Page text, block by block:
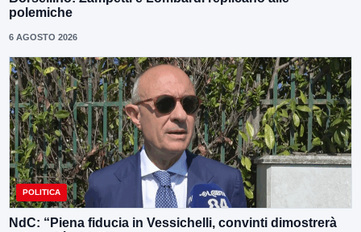
polemiche
6 AGOSTO 2026
POLITICA
NdC: “Piena fiducia in Vessichelli, convinti dimostrerà